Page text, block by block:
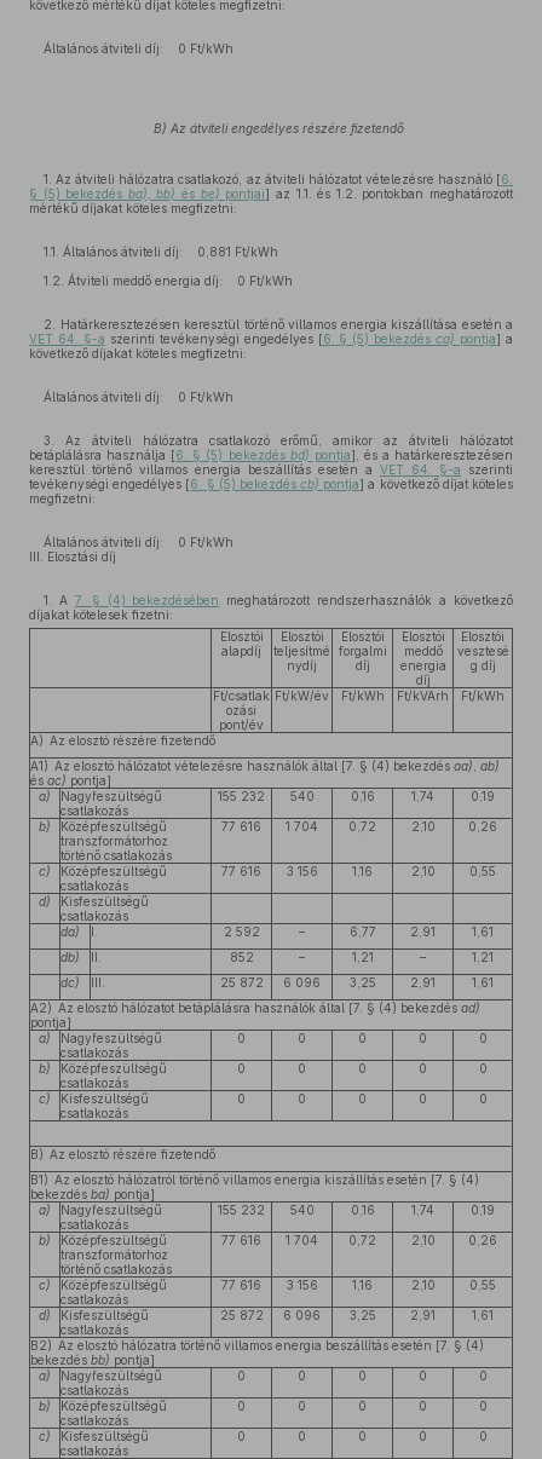
következő mértékű díjat köteles megfizetni:
Általános átviteli díj: 0 Ft/kWh
B) Az átviteli engedélyes részére fizetendő
1. Az átviteli hálózatra csatlakozó, az átviteli hálózatot vételezésre használó [6.
§ (5) bekezdés ba), bb) és be) pontjai] az 1.1. és 1.2. pontokban meghatározott
mértékű díjakat köteles megfizetni:
1.1. Általános átviteli díj: 0,881 Ft/kWh
1.2. Átviteli meddő energia díj: 0 Ft/kWh
2. Határkeresztezésen keresztül történő villamos energia kiszállítása esetén a
VET 64. §-a szerinti tevékenységi engedélyes [6. § (5) bekezdésca) pontja] a
következő díjakat köteles megfizetni:
Általános átviteli díj: 0 Ft/kWh
3. Az átviteli hálózatra csatlakozó erőmű, amikor az átviteli hálózatot
betáplálásra használja [6. § (5) bekezdés bd) pontja], és a határkeresztezésen
keresztül történő villamos energia beszállítás esetén a VET 64. §-a szerinti
tevékenységi engedélyes [6. § (5) bekezdéscb) pontja] a következő díjat köteles
megfizetni:
Általános átviteli díj: 0 Ft/kWh
III. Elosztási díj
1. A 7. § (4) bekezdésében
meghatározott rendszerhasználók a következő
díjakat kötelesek fizetni:
Elosztói
alapdíj
Elosztói
teljesítmé
nydíj
Elosztói
forgalmi
díj
Elosztói
meddő
energia
díj
Elosztói
vesztesé
g díj
Ft/csatlak
ozási
pont/év
Ft/kW/év Ft/kWh Ft/kVArh Ft/kWh
A) Az elosztó részére fizetendő
A1) Az elosztó hálózatot vételezésre használók által [7. § (4) bekezdés aa) ab)
és ac) pontja]
a)
Nagyfeszültségű
csatlakozás
155 232 540 0,16 1,74 0,19
b)
Középfeszültségű
transzformátorhoz
történő csatlakozás
77 616 1 704 0,72 2,10 0,26
c)
Középfeszültségű
csatlakozás
77 616 3 156 1,16 2,10 0,55
d)
Kisfeszültségű
csatlakozás
da)
I. 2 592 – 6,77 2,91
1,61
db)
II. 852 – 1,21 –
1,21
dc)
III. 25 872 6 096 3,25 2,91
1,61
A2) Az elosztó hálózatot betáplálásra használók által [7. § (4) bekezdés ad)
pontja]
a)
Nagyfeszültségű
csatlakozás
0 0 0 0 0
b)
Középfeszültségű
csatlakozás
0 0 0 0 0
c)
Kisfeszültségű
csatlakozás
0 0 0 0 0
B) Az elosztó részére fizetendő
B1) Az elosztó hálózatról történő villamos energia kiszállítás esetén [7. § (4)
bekezdés ba) pontja]
a)
Nagyfeszültségű
csatlakozás
155 232 540 0,16 1,74 0,19
b)
Középfeszültségű
transzformátorhoz
történő csatlakozás
77 616 1 704 0,72 2,10 0,26
c)
Középfeszültségű
csatlakozás
77 616 3 156 1,16 2,10 0,55
d)
Kisfeszültségű
csatlakozás
25 872 6 096 3,25 2,91 1,61
B2) Az elosztó hálózatra történő villamos energia beszállítás esetén [7. § (4)
bekezdés bb) pontja]
a)
Nagyfeszültségű
csatlakozás
0 0 0 0 0
b)
Középfeszültségű
csatlakozás
0 0 0 0 0
c)
Kisfeszültségű
csatlakozás
0 0 0 0 0